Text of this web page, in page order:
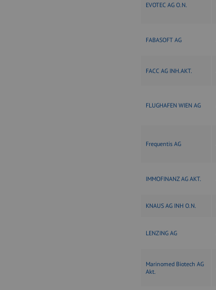
EVOTEC AG O.N.
FABASOFT AG
FACC AG INH.AKT.
FLUGHAFEN WIEN AG
Frequentis AG
IMMOFINANZ AG AKT.
KNAUS AG INH O.N.
LENZING AG
Marinomed Biotech AG
Akt.